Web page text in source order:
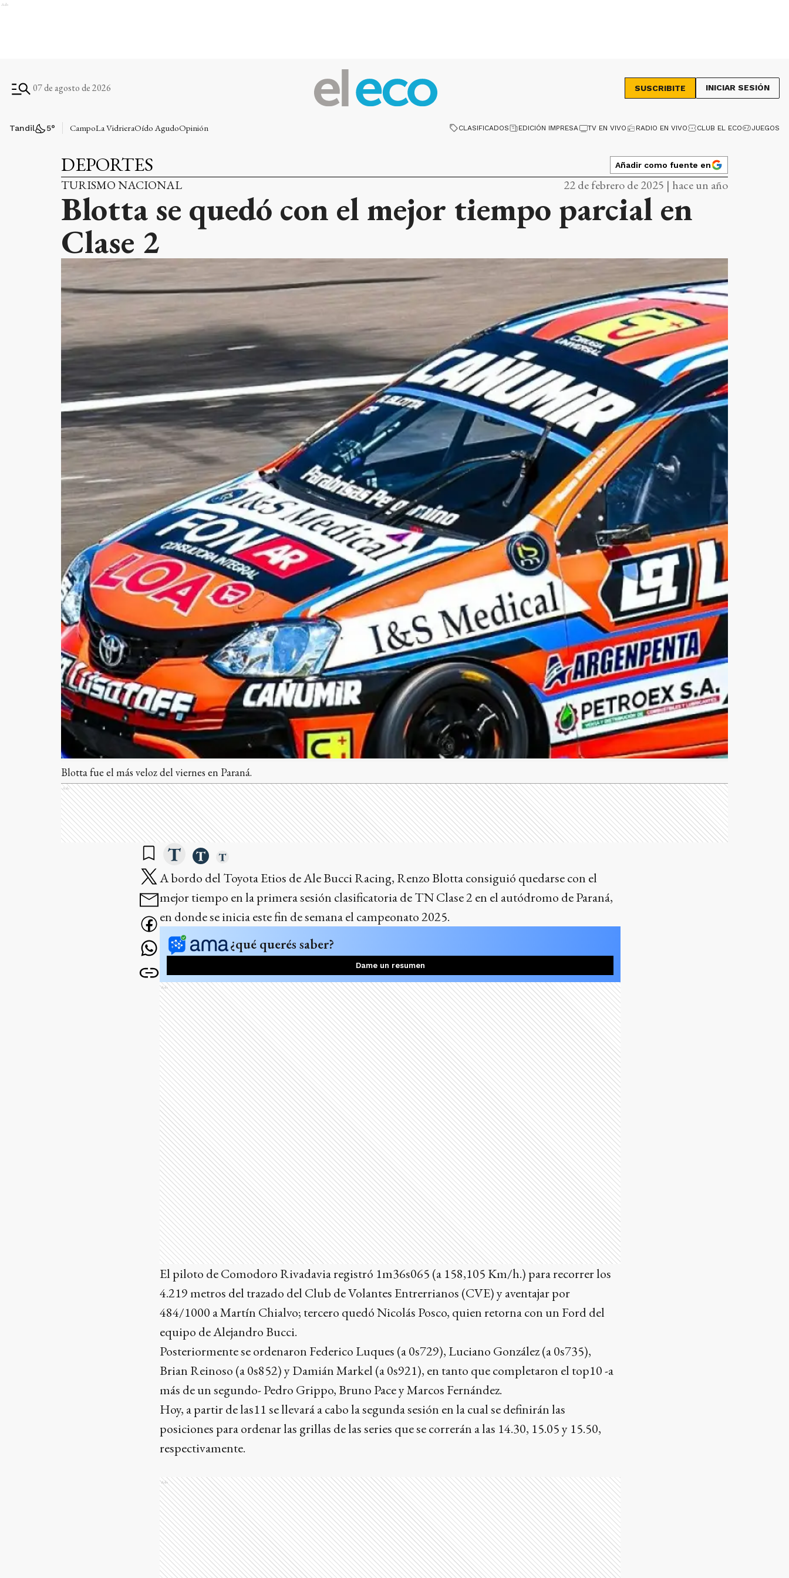
Ads
07 de agosto de 2026 SUSCRIBITE INICIAR SESIÓN
Tandil 5° CampoLa VidrieraOído AgudoOpinión CLASIFICADOS EDICIÓN IMPRESA TV EN VIVO RADIO EN VIVO CLUB EL ECO JUEGOS
DEPORTES Añadir como fuente en
TURISMO NACIONAL 22 de febrero de 2025 | hace un año
Blotta se quedó con el mejor tiempo parcial en
Clase 2
Blotta fue el más veloz del viernes en Paraná.
Ads
A bordo del Toyota Etios de Ale Bucci Racing, Renzo Blotta consiguió quedarse con el
mejor tiempo en la primera sesión clasificatoria de TN Clase 2 en el autódromo de Paraná,
en donde se inicia este fin de semana el campeonato 2025.
¿qué querés saber?
Dame un resumen
Ads
El piloto de Comodoro Rivadavia registró 1m36s065 (a 158,105 Km/h.) para recorrer los
4.219 metros del trazado del Club de Volantes Entrerrianos (CVE) y aventajar por
484/1000 a Martín Chialvo; tercero quedó Nicolás Posco, quien retorna con un Ford del
equipo de Alejandro Bucci.
Posteriormente se ordenaron Federico Luques (a 0s729), Luciano González (a 0s735),
Brian Reinoso (a 0s852) y Damián Markel (a 0s921), en tanto que completaron el top10 -a
más de un segundo- Pedro Grippo, Bruno Pace y Marcos Fernández.
Hoy, a partir de las11 se llevará a cabo la segunda sesión en la cual se definirán las
posiciones para ordenar las grillas de las series que se correrán a las 14.30, 15.05 y 15.50,
respectivamente.
Ads